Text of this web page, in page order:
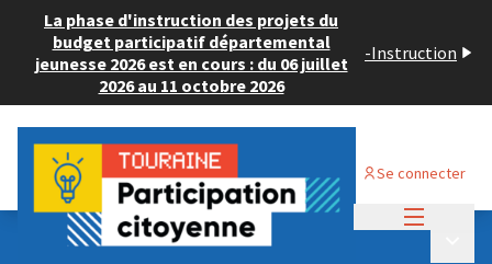
La phase d'instruction des projets du
budget participatif départemental
jeunesse 2026 est en cours : du 06 juillet
2026 au 11 octobre 2026
-Instruction
Se connecter
Budget Participatif ADULTE 2024
💡 Déposer un projet